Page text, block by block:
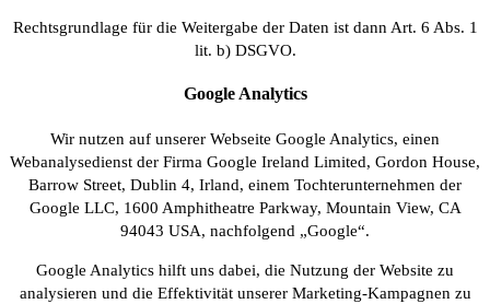
Rechtsgrundlage für die Weitergabe der Daten ist dann Art. 6 Abs. 1
lit. b) DSGVO.
Google Analytics
Wir nutzen auf unserer Webseite Google Analytics, einen
Webanalysedienst der Firma Google Ireland Limited, Gordon House,
Barrow Street, Dublin 4, Irland, einem Tochterunternehmen der
Google LLC, 1600 Amphitheatre Parkway, Mountain View, CA
94043 USA, nachfolgend „Google“.
Google Analytics hilft uns dabei, die Nutzung der Website zu
analysieren und die Effektivität unserer Marketing-Kampagnen zu